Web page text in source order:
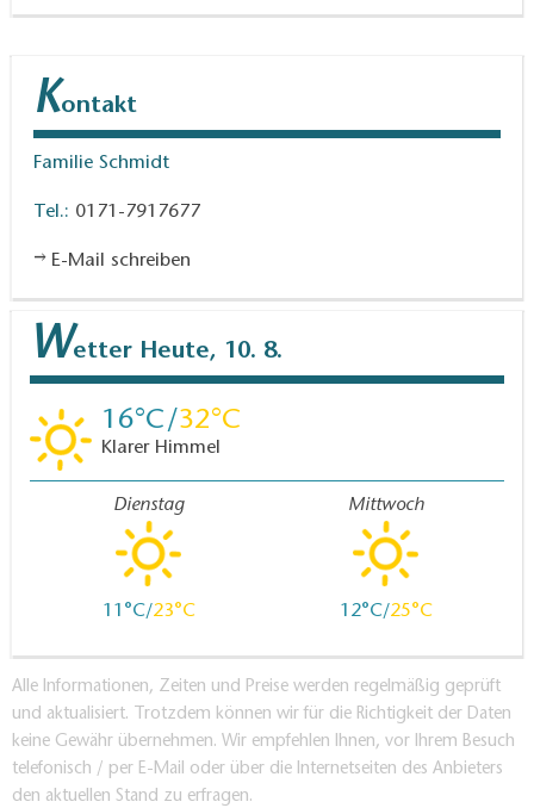
Kontakt
Familie Schmidt
Tel.: 0171-7917677
E-Mail schreiben
Wetter Heute, 10. 8.
16 32
Klarer Himmel
Dienstag
11 23
Mittwoch
12 25
Alle Informationen, Zeiten und Preise werden regelmäßig geprüft
und aktualisiert. Trotzdem können wir für die Richtigkeit der Daten
keine Gewähr übernehmen. Wir empfehlen Ihnen, vor Ihrem Besuch
telefonisch / per E-Mail oder über die Internetseiten des Anbieters
den aktuellen Stand zu erfragen.